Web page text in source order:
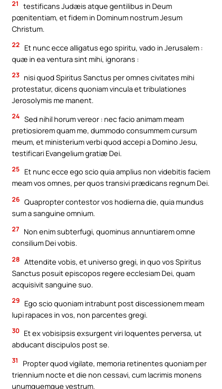
21
testificans Judæis atque gentilibus in Deum
pœnitentiam, et fidem in Dominum nostrum Jesum
Christum.
22
Et nunc ecce alligatus ego spiritu, vado in Jerusalem :
quæ in ea ventura sint mihi, ignorans :
23 nisi quod Spiritus Sanctus per omnes civitates mihi
protestatur, dicens quoniam vincula et tribulationes
Jerosolymis me manent.
24 Sed nihil horum vereor : nec facio animam meam
pretiosiorem quam me, dummodo consummem cursum
meum, et ministerium verbi quod accepi a Domino Jesu,
testificari Evangelium gratiæ Dei.
25
Et nunc ecce ego scio quia amplius non videbitis faciem
meam vos omnes, per quos transivi prædicans regnum Dei.
26 Quapropter contestor vos hodierna die, quia mundus
sum a sanguine omnium.
27 Non enim subterfugi, quominus annuntiarem omne
consilium Dei vobis.
28 Attendite vobis, et universo gregi, in quo vos Spiritus
Sanctus posuit episcopos regere ecclesiam Dei, quam
acquisivit sanguine suo.
29
Ego scio quoniam intrabunt post discessionem meam
lupi rapaces in vos, non parcentes gregi.
30 Et ex vobisipsis exsurgent viri loquentes perversa, ut
abducant discipulos post se.
31
Propter quod vigilate, memoria retinentes quoniam per
triennium nocte et die non cessavi, cum lacrimis monens
unumquemque vestrum.